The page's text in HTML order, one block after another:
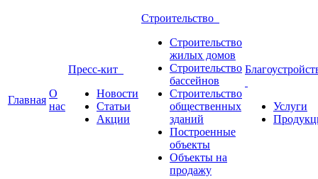
Главная
О
нас
Пресс-кит
Новости
Статьи
Акции
Строительство
Строительство
жилых домов
Строительство
бассейнов
Строительство
общественных
зданий
Построенные
объекты
Объекты на
продажу
Услуги